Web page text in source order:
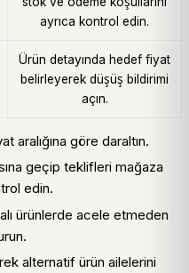
ayrıca kontrol edin.
Ürün detayında hedef fiyat
belirleyerek düşüş bildirimi
açın.
aralığına göre daraltın.
geçip teklifleri mağaza
edin.
ürünlerde acele etmeden
alternatif ürün ailelerini